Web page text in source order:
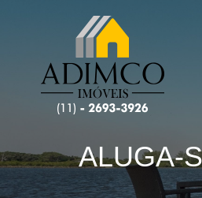
ALUGA-